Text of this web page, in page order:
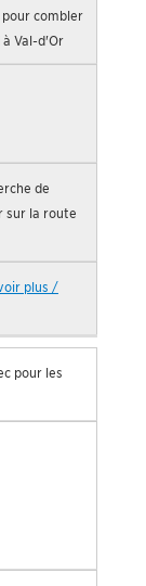
En
savoir
plus ou
combler
Val-d'Or
de
sur la route
plus /
pour les